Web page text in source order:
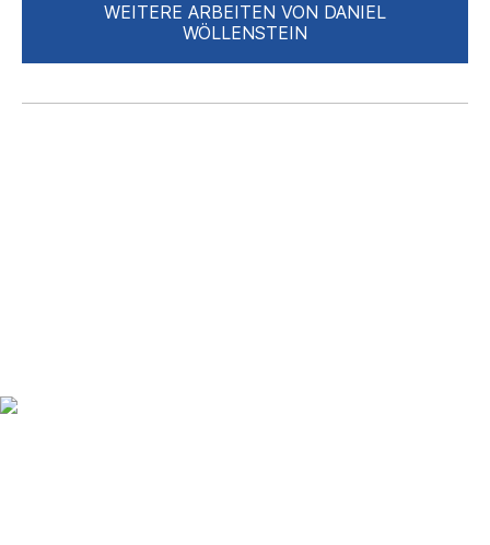
WEITERE ARBEITEN VON DANIEL
WÖLLENSTEIN